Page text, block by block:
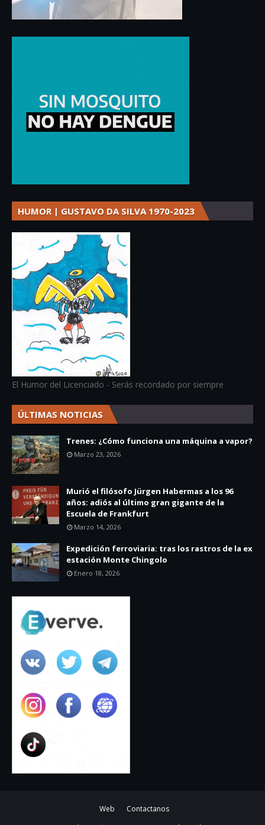
HUMOR | GUSTAVO DA SILVA 1970-2023
El Humor del Licenciado - Serás recordado por siempre
ÚLTIMAS NOTICIAS
Trenes: ¿Cómo funciona una máquina a vapor?
Marzo 23, 2026
Murió el filósofo Jürgen Habermas a los 96
años: adiós al último gran gigante de la
Escuela de Frankfurt
Marzo 14, 2026
Expedición ferroviaria: tras los rastros de la ex
estación Monte Chingolo
Enero 18, 2026
Web
Contactanos